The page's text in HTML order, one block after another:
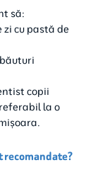
să:
cu pastă de
copii
la o
recomandate?